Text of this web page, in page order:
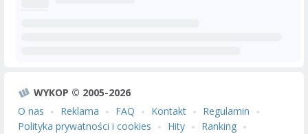
WYKOP © 2005-2026
O nas
Reklama FAQ Kontakt
Regulamin
Polityka prywatności i cookies
Hity
Ranking